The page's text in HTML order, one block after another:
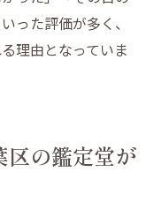
った評価が多く、
理由となっていま
区の鑑定堂が